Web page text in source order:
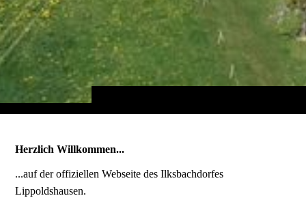
Herzlich Willkommen...
...auf der offiziellen Webseite des Ilksbachdorfes
Lippoldshausen.